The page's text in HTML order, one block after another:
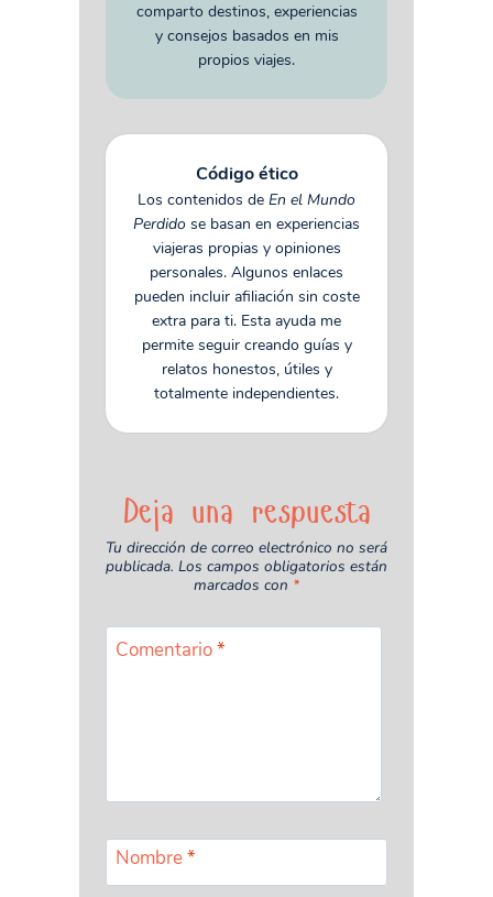
comparto destinos, experiencias
y consejos basados en mis
propios viajes.
Código ético
Los contenidos de En el Mundo
Perdido se basan en experiencias
viajeras propias y opiniones
personales. Algunos enlaces
pueden incluir afiliación sin coste
extra para ti. Esta ayuda me
permite seguir creando guías y
relatos honestos, útiles y
totalmente independientes.
Deja una respuesta
Tu dirección de correo electrónico no será
publicada. Los campos obligatorios están
marcados con *
Comentario*
Nombre*